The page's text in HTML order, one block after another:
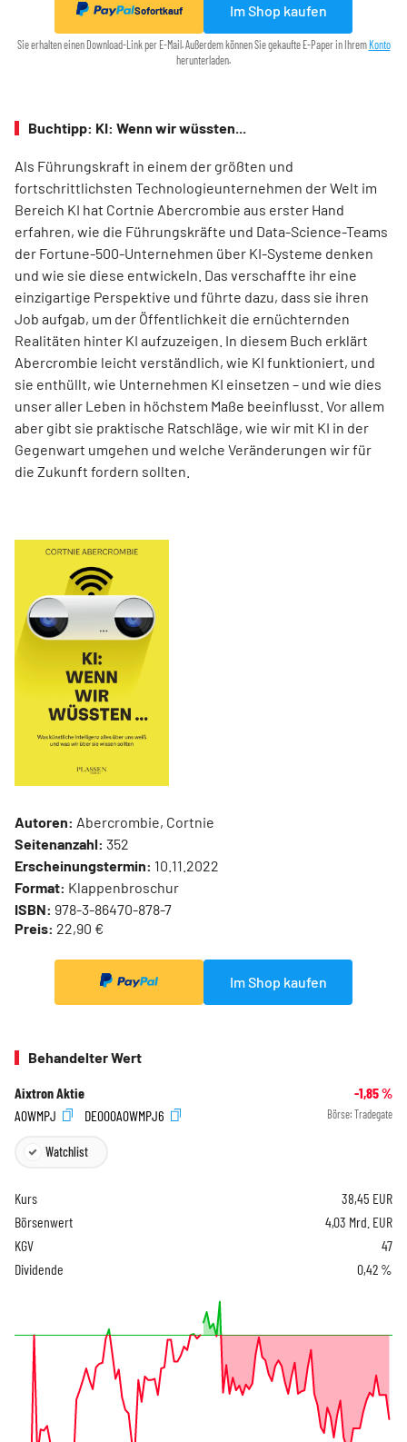
Sofortkauf Im Shop kaufen
Sie erhalten einen Download-Link per E-Mail. Außerdem können Sie gekaufte E-Paper in Ihrem Konto
herunterladen.
Buchtipp: KI: Wenn wir wüssten...
Als Führungskraft in einem der größten und
fortschrittlichsten ­Technologieunternehmen der Welt im
Bereich KI hat Cortnie ­Abercrombie aus erster Hand
erfahren, wie die Führungskräfte und Data-Science-Teams
der Fortune-500-Unternehmen über KI-Systeme denken
und wie sie diese entwickeln. Das verschaffte ihr eine
einzigartige Perspektive und führte dazu, dass sie ihren
Job aufgab, um der Öffentlichkeit die ernüchternden
Realitäten hinter KI aufzuzeigen. In diesem Buch erklärt
Abercrombie leicht verständlich, wie KI funktioniert, und
sie enthüllt, wie Unternehmen KI einsetzen – und wie dies
unser aller Leben in höchstem Maße beeinflusst. Vor allem
aber gibt sie praktische Ratschläge, wie wir mit KI in der
Gegenwart umgehen und welche Veränderungen wir für
die Zukunft fordern sollten.
Autoren: Abercrombie, Cortnie
Seitenanzahl: 352
Erscheinungstermin: 10.11.2022
Format: Klappenbroschur
ISBN: 978-3-86470-878-7
Preis: 22,90 €
Im Shop kaufen
Behandelter Wert
Aixtron Aktie -1,85%
A0WMPJ
DE000A0WMPJ6 Börse: Tradegate
Watchlist
Kurs 38,45 EUR
Börsenwert
4,03 Mrd. EUR
KGV
47
Dividende
0,42 %